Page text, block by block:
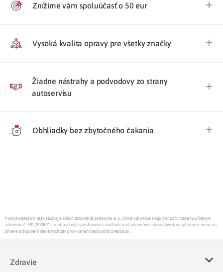
Znížime vám spoluúčasť o 50 eur
Vysoká kvalita opravy pre všetky značky
Žiadne nástrahy a podvodovy zo strany
autoservisu
Obhliadky bez zbytočného čakania
Poskytovateľom tejto služby je Union zdravotná poisťovňa, a. s., ktorá vykonáva svoju činnosť v rozsahu určenom
zákonom č. 581/2004 Z.z. o zdravotných poisťovniach, dohľade nad zdravotnou starostlivosťou v platnom znení a o
zmene a doplnení niektorých zákonov v znení neskorších predpisov.
Zdravie